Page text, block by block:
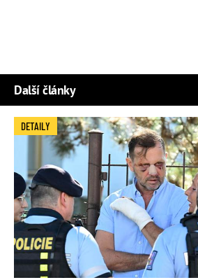
Další články
DETAILY